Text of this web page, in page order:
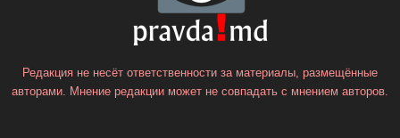
Редакция не несёт ответственности за материалы, размещённые
авторами. Мнение редакции может не совпадать с мнением авторов.